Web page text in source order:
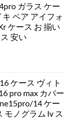
ガラス ケー
ペア アイフォ
ケース お 揃い
安い
ケース ヴィト
pro max カバー
14 ケー
モノグラム lv ス